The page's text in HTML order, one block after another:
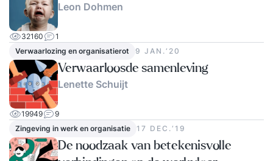
Leon Dohmen
32160
1
Verwaarlozing en organisatierot
9 JAN.‘20
Verwaarloosde samenleving
Lenette Schuijt
19949
9
Zingeving in werk en organisatie
17 DEC.‘19
De noodzaak van betekenisvolle